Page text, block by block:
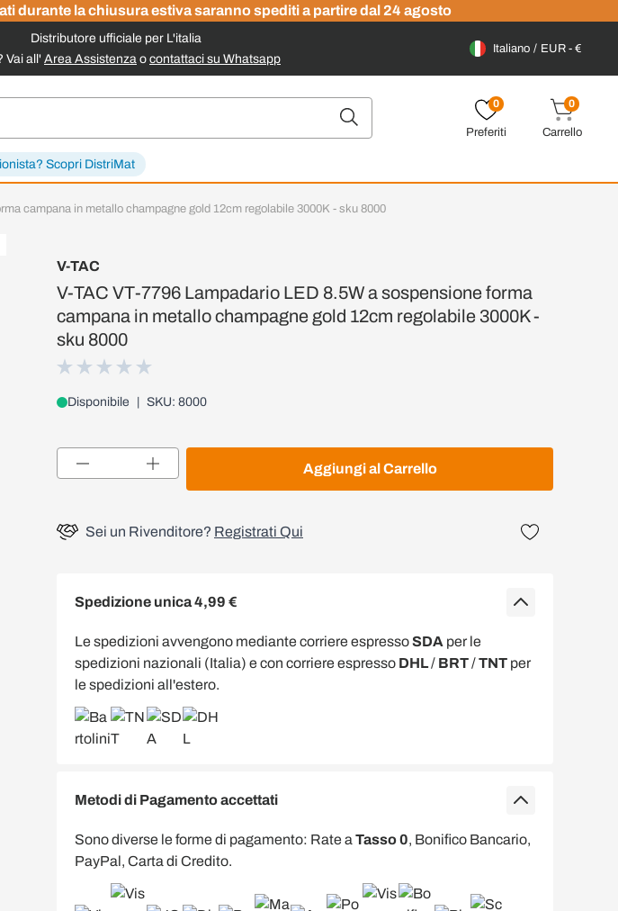
durante la chiusura estiva saranno spediti a partire dal 24 agosto
Distributore ufficiale per L'italia
Vai all' Area Assistenza o contattaci su Whatsapp
Italiano EUR - €
Scopri DistriMat
0
Preferiti
0
Carrello
campana in metallo champagne gold 12cm regolabile 3000K - sku 8000
V-TAC
V-TAC VT-7796 Lampadario LED 8.5W a sospensione forma
campana in metallo champagne gold 12cm regolabile 3000K -
sku 8000
Disponibile SKU: 8000
Aggiungi al Carrello
Sei un Rivenditore? Registrati Qui
Spedizione unica 4,99 €
Le spedizioni avvengono mediante corriere espressoSDA per le
spedizioni nazionali (Italia) e con corriere espresso DHL/ BRT/TNT per
le spedizioni all'estero.
Metodi di Pagamento accettati
Sono diverse le forme di pagamento: Rate a Tasso 0, Bonifico Bancario,
PayPal, Carta di Credito.